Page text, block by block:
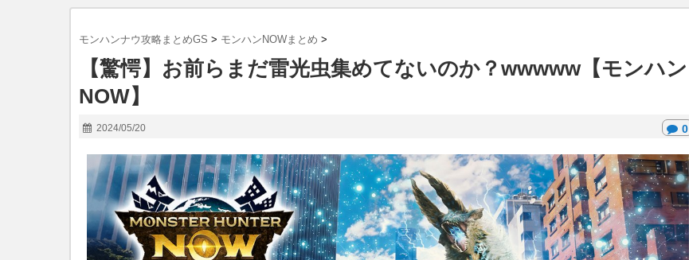
モンハンナウ攻略まとめGS > モンハンNOWまとめ >
【驚愕】お前らまだ雷光虫集めてないのか？wwwww【モンハン
NOW】
2024/05/20 0